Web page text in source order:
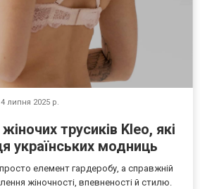
4 липня 2025 р.
трусиків Kleo, які
українських модниць
елемент гардеробу, а справжній
жіночності, впевненості й стилю.